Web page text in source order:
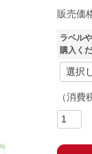
販売価
ラベル
購入く
（消費